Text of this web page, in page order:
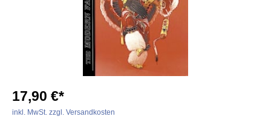
17,90 €*
inkl. MwSt. zzgl. Versandkosten